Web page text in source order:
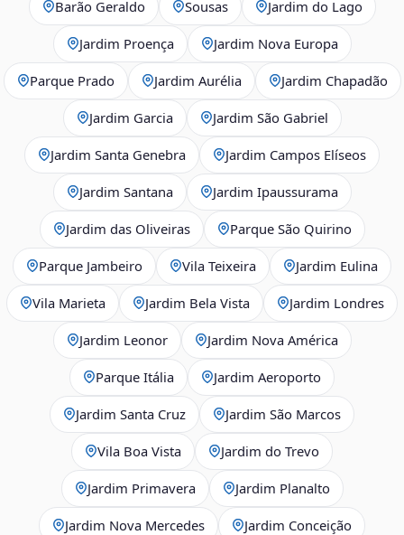
Barão Geraldo Sousas Jardim do Lago
Jardim Proença Jardim Nova Europa
Parque Prado Jardim Aurélia Jardim Chapadão
Jardim Garcia Jardim São Gabriel
Jardim Santa Genebra Jardim Campos Elíseos
Jardim Santana Jardim Ipaussurama
Jardim das Oliveiras Parque São Quirino
Parque Jambeiro Vila Teixeira Jardim Eulina
Vila Marieta Jardim Bela Vista Jardim Londres
Jardim Leonor Jardim Nova América
Parque Itália Jardim Aeroporto
Jardim Santa Cruz Jardim São Marcos
Vila Boa Vista Jardim do Trevo
Jardim Primavera Jardim Planalto
Jardim Nova Mercedes Jardim Conceição